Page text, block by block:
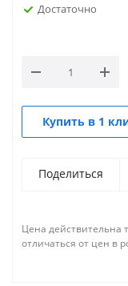
Достаточно
Купить в 1
Поделиться
Цена действительна
отличаться от цен в